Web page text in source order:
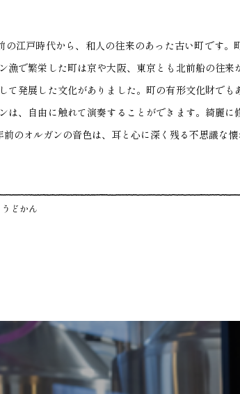
の江戸時代から、和人の往来のあった古い町です。
漁で繁栄した町は京や大阪、東京とも北前船の往来
て発展した文化がありました。町の有形文化財で
は、自由に触れて演奏することができます。綺麗
のオルガンの音色は、耳と心に深く残る不思議な懐
どかん